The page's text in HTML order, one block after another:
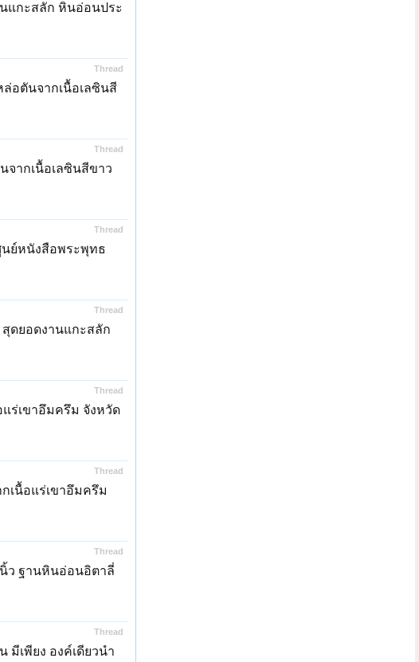
แกะสลัก หินอ่อนประ
Thread
อตันจากเนื้อเลซินสี
Thread
จากเนื้อเลซินสีขาว
Thread
ย์หนังสือพระพุทธ
Thread
ดยอดงานแกะสลัก
Thread
แร่เขาอึมครึม จังหวัด
Thread
เนื้อแร่เขาอึมครึม
Thread
ว ฐานหินอ่อนอิตาลี่
Thread
เพียง องค์เดียวนำ